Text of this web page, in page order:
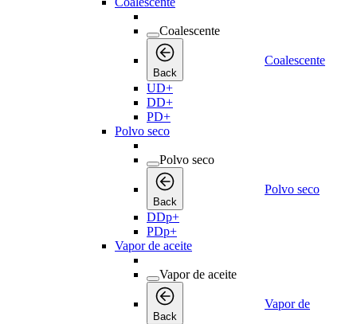
Coalescente
Back
Coalescente
UD+
DD+
PD+
Polvo seco
Polvo seco
Back
Polvo seco
DDp+
PDp+
Vapor de aceite
Vapor de aceite
Back
Vapor de